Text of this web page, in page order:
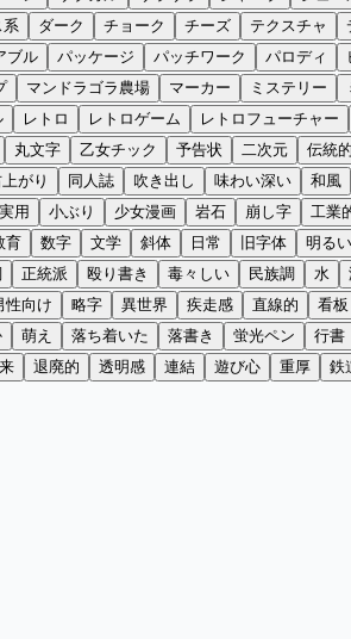
系 ダーク チョーク チーズ テクスチャ
ブル パッケージ パッチワーク パロディ
マンドラゴラ農場 マーカー ミステリー
レトロ レトロゲーム レトロフューチャー
丸文字 乙女チック 予告状 二次元 伝統的
がり 同人誌 吹き出し 味わい深い 和風
実用 小ぶり 少女漫画 岩石 崩し字 工業
育 数字 文学 斜体 日常 旧字体 明るい
正統派 殴り書き 毒々しい 民族調 水
性向け 略字 異世界 疾走感 直線的 看板
萌え 落ち着いた 落書き 蛍光ペン 行書
退廃的 透明感 連結 遊び心 重厚 鉄